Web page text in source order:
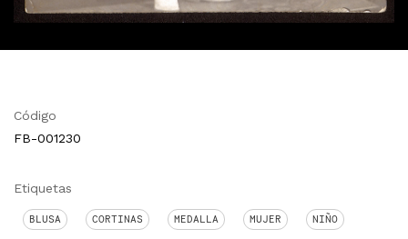
Código
FB-001230
Etiquetas
BLUSA CORTINAS MEDALLA MUJER NIÑO